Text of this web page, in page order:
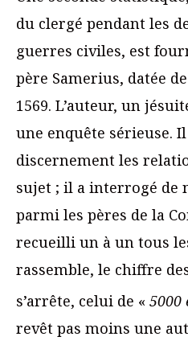
du clergé pendant les
guerres civiles, est
père Samerius, datée
1569. L’auteur, un
une enquête sérieuse.
discernement les
sujet ; il a interrogé de
parmi les pères de la
recueilli un à un tous
rassemble, le chiffre
s’arrête, celui de « 5000
revêt pas moins une